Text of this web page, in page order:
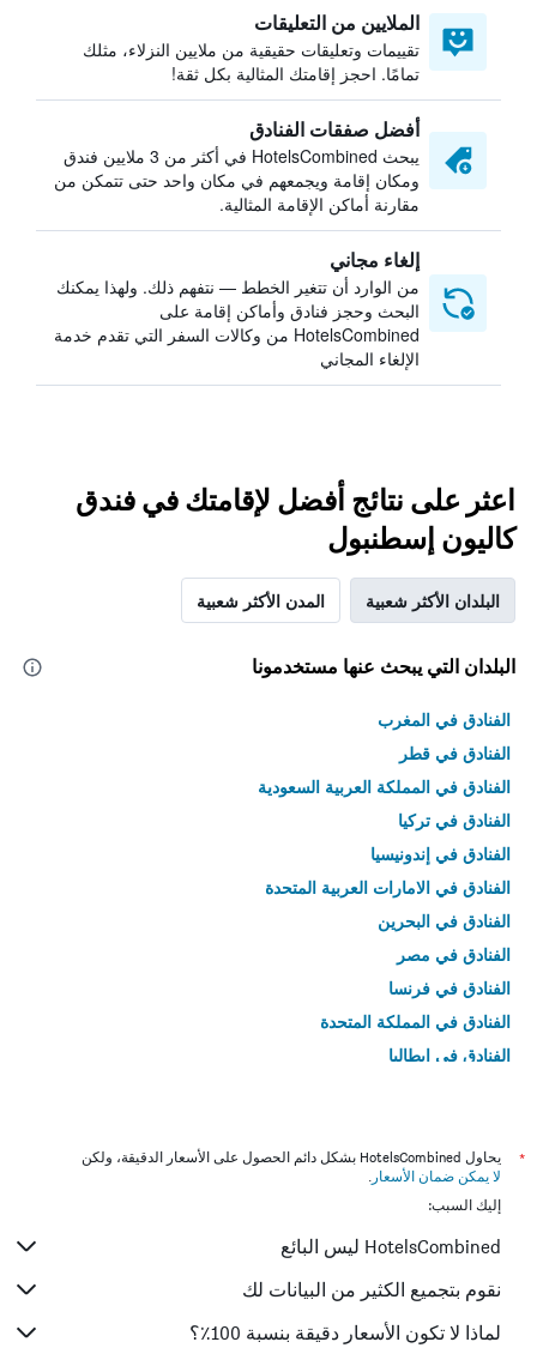
الملايين من التعليقات
تقييمات وتعليقات حقيقية من ملايين النزلاء، مثلك
تمامًا. احجز إقامتك المثالية بكل ثقة!
أفضل صفقات الفنادق
يبحث HotelsCombined في أكثر من 3 ملايين فندق
ومكان إقامة ويجمعهم في مكان واحد حتى تتمكن من
مقارنة أماكن الإقامة المثالية.
إلغاء مجاني
من الوارد أن تتغير الخطط — نتفهم ذلك. ولهذا يمكنك
البحث وحجز فنادق وأماكن إقامة على
HotelsCombined من وكالات السفر التي تقدم خدمة
الإلغاء المجاني
اعثر على نتائج أفضل لإقامتك في فندق
كاليون إسطنبول
البلدان الأكثر شعبية المدن الأكثر شعبية
البلدان التي يبحث عنها مستخدمونا
الفنادق في المغرب
الفنادق في قطر
الفنادق في المملكة العربية السعودية
الفنادق في تركيا
الفنادق في إندونيسيا
الفنادق في الامارات العربية المتحدة
الفنادق في البحرين
الفنادق في مصر
الفنادق في فرنسا
الفنادق في المملكة المتحدة
الفنادق في إيطاليا
*
يحاول HotelsCombined بشكل دائم الحصول على الأسعار الدقيقة، ولكن
لا يمكن ضمان الأسعار .
إليك السبب:
HotelsCombined ليس البائع
نقوم بتجميع الكثير من البيانات لك
لماذا لا تكون الأسعار دقيقة بنسبة 100٪؟